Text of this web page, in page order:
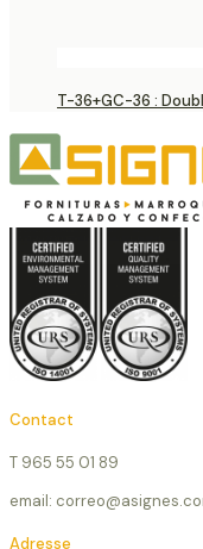
T-36+GC-36 :
Contact
T 965 55 01 89
email:
Adresse